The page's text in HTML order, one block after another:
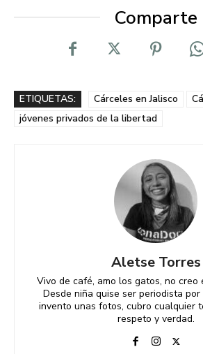
Comparte
ETIQUETAS: Cárceles en Jalisco
jóvenes privados de la libertad
Aletse Torres
Vivo de café, amo los gatos, no creo
Desde niña quise ser periodista por
invento unas fotos, cubro cualquier
respeto y verdad.